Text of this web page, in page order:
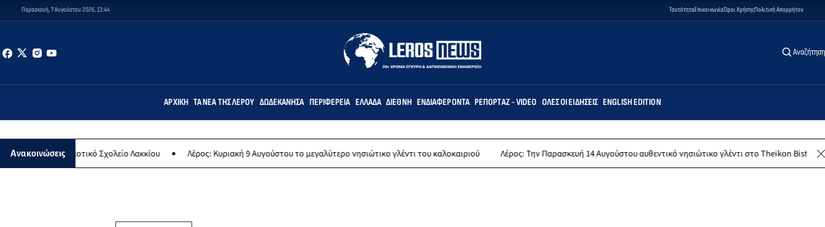
Παρασκευή, 7 Αυγούστου 2026, 13:44 ΤαυτότηταΕπικοινωνίαΌροι ΧρήσηςΠολιτική Απορρήτου
Αναζήτηση
ΑΡΧΙΚΉ ΤΑ ΝΈΑ ΤΗΣ ΛΈΡΟΥ ΔΩΔΕΚΆΝΗΣΑ ΠΕΡΙΦΈΡΕΙΑ ΕΛΛΆΔΑ ΔΙΕΘΝΉ ΕΝΔΙΑΦΈΡΟΝΤΑ ΡΕΠΟΡΤΆΖ - VIDEO ΌΛΕΣ ΟΙ ΕΙΔΉΣΕΙΣ ENGLISH EDITION
ΑνακοινώσειςΣχολείο Λακκίου Λέρος: Κυριακή 9 Αυγούστου το μεγαλύτερο νησιώτικο γλέντι του καλοκαιριού Λέρος: Την Παρασκευή 14 Αυγούστου αυθεντικό νησιώτικο γλέντι στο Theikon Bistro Restaurant!